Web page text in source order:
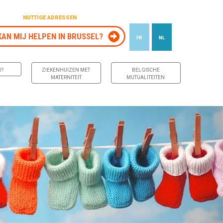
NUTTIGE ADRESSEN
MIJ HELPEN IN BRUSSEL? FR NL
ZIEKENHUIZEN MET
MATERNITEIT
BELGISCHE
MUTUALITEITEN